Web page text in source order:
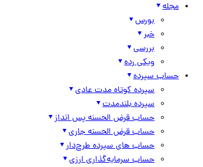
مجله
بورس
خبر
بررسی
ویکی رده
حساب سپرده
سپرده کوتاه مدت عادی
سپرده بلندمدت
حساب قرض الحسنه پس انداز
حساب قرض الحسنه جاری
حساب های سپرده طرح‌دار
حساب سرمایه‌گذاری ارزی